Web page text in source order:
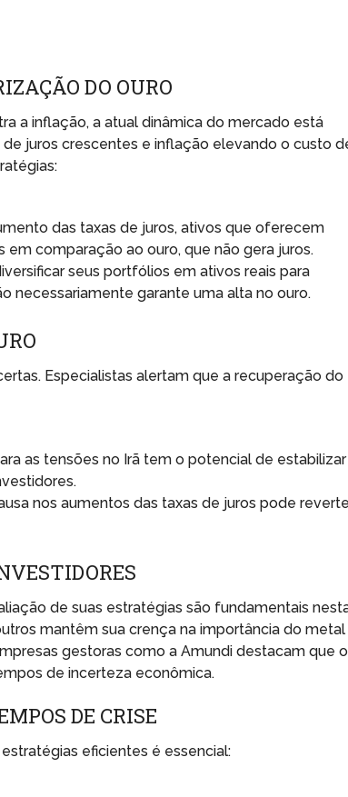
DO OURO
a inflação, a atual dinâmica do mercado está
juros crescentes e inflação elevando o custo
das taxas de juros, ativos que oferecem
comparação ao ouro, que não gera juros.
seus portfólios em ativos reais para
necessariamente garante uma alta no ouro.
Especialistas alertam que a recuperação do
as tensões no Irã tem o potencial de estabilizar
nos aumentos das taxas de juros pode
de suas estratégias são fundamentais
mantêm sua crença na importância do metal
gestoras como a Amundi destacam que o
de incerteza econômica.
DE CRISE
eficientes é essencial: